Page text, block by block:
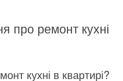
про ремонт кухні
кухні в квартирі?